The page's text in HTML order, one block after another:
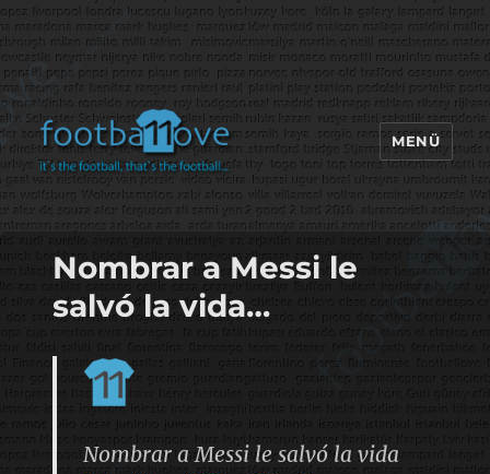
footbaLLove
MENÜ
Nombrar a Messi le
salvó la vida…
Nombrar a Messi le salvó la vida